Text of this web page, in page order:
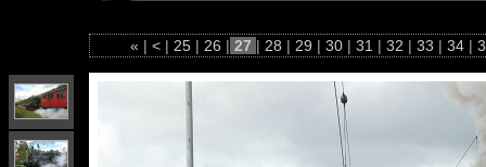
« | < | 25 | 26 | 27 | 28 | 29 | 30 | 31 | 32 | 33 | 34 |